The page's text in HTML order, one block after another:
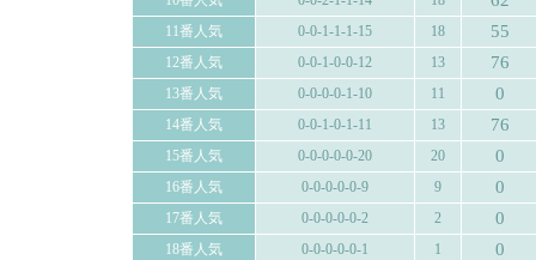
11番人気 0-0-1-1-1-15 18 55
12番人気 0-0-1-0-0-12 13 76
13番人気 0-0-0-0-1-10 11 0
14番人気 0-0-1-0-1-11 13 76
15番人気 0-0-0-0-0-20 20 0
16番人気 0-0-0-0-0-9 9 0
17番人気 0-0-0-0-0-2 2 0
18番人気 0-0-0-0-0-1 1 0